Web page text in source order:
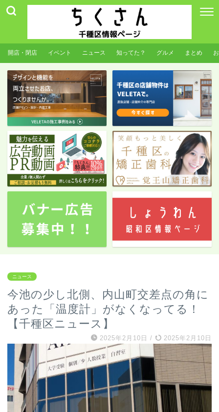
開店・閉店 イベント ニュース 知ってた？ グルメ まとめ
ニュース
今池の少し北側、内山町交差点の角に
あった「温度計」がなくなってる！
【千種区ニュース】
2025年2月10日 / 2025年2月10日